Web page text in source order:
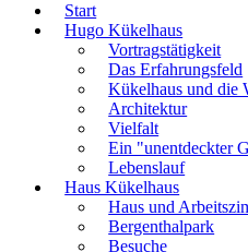
Start
Hugo Kükelhaus
Vortragstätigkeit
Das Erfahrungsfeld
Kükelhaus und die
Architektur
Vielfalt
Ein "unentdeckter
Lebenslauf
Haus Kükelhaus
Haus und
Bergenthalpark
Besuche